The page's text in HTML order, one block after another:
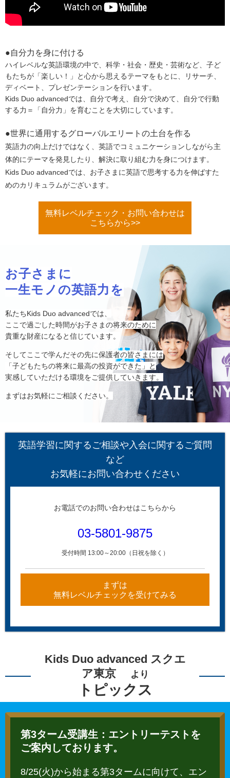
●自分力を身に付ける
ハイレベルな英語環境の中で、科学・社会・歴史・芸術など、 子ど
もたちが「楽しい！」と心から思えるテーマをもとに、
リサーチ、
ディベート、プレゼンテーションを行います。
Kids Duo advancedでは、自分で考え、自分で決めて、自分で行動
する力＝「自分力」を育むことを大切にしています。
●世界に通用するグローバルエリートの土台を作る
英語力の向上だけではなく、 英語でコミュニケーションしながら主
体的にテーマを発見したり、 解決に取り組む力を身につけます。
Kids Duo advancedでは、お子さまに英語で思考する力を伸ばすた
めのカリキュラムがございます。
無料レベルチェック・お問い合わせは
こちらから>>
お子さまに
一生モノの英語力を
私たちKids Duo advancedでは、
ここで過ごした時間がお子さまの将来のために
貴重な財産になると信じています。
そしてここで学んだその先に保護者の皆さまには
「子どもたちの将来に最高の投資ができた」と
実感していただける環境をご提供していきます。
まずはお気軽にご相談ください。
英語学習に関するご相談や入会に関するご質問
など
お気軽にお問い合わせください
お電話でのお問い合わせはこちらから
03-5801-9875
受付時間 13:00～20:00（日祝を除く）
まずは
無料レベルチェックを受けてみる
Kids Duo advanced スクエ
ア東京
より
トピックス
第3ターム受講生：エントリーテストを
ご案内しております。
8/25(火)から始まる第3タームに向けて、エン